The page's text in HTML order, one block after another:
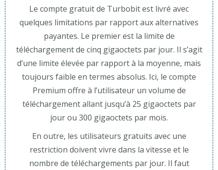
Le compte gratuit de Turbobit est livré avec
quelques limitations par rapport aux alternatives
payantes. Le premier est la limite de
téléchargement de cinq gigaoctets par jour. Il s’agit
d’une limite élevée par rapport à la moyenne, mais
toujours faible en termes absolus. Ici, le compte
Premium offre à l’utilisateur un volume de
téléchargement allant jusqu’à 25 gigaoctets par
jour ou 300 gigaoctets par mois.
En outre, les utilisateurs gratuits avec une
restriction doivent vivre dans la vitesse et le
nombre de téléchargements par jour. Il faut